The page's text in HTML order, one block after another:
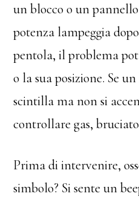
un blocco o un
potenza lampeggia
pentola, il problema
o la sua posizione. Se
scintilla ma non si
controllare gas,
Prima di intervenire,
simbolo? Si sente un